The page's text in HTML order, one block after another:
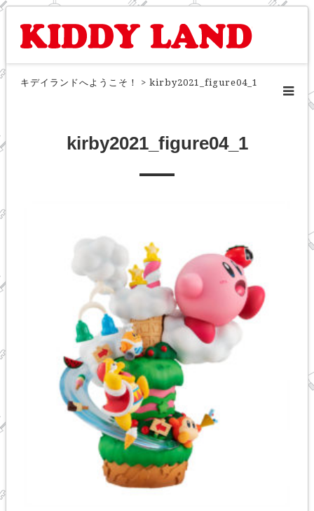
キデイランドへようこそ！ > kirby2021_figure04_1
kirby2021_figure04_1